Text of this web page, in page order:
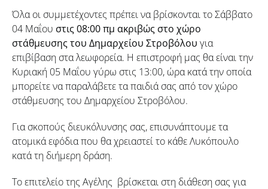
Όλα οι συμμετέχοντες πρέπει να βρίσκονται το Σάββατο
04 Μαΐου στις 08:00 πμ ακριβώς στο χώρο
στάθμευσης του Δημαρχείου Στροβόλου για
επιβίβαση στα λεωφορεία. Η επιστροφή μας θα είναι την
Κυριακή 05 Μαΐου γύρω στις 13:00, ώρα κατά την οποία
μπορείτε να παραλάβετε τα παιδιά σας από τον χώρο
στάθμευσης του Δημαρχείου Στροβόλου.
Για σκοπούς διευκόλυνσης σας, επισυνάπτουμε τα
ατομικά εφόδια που θα χρειαστεί το κάθε Λυκόπουλο
κατά τη διήμερη δράση.
Το επιτελείο της Αγέλης βρίσκεται στη διάθεση σας για